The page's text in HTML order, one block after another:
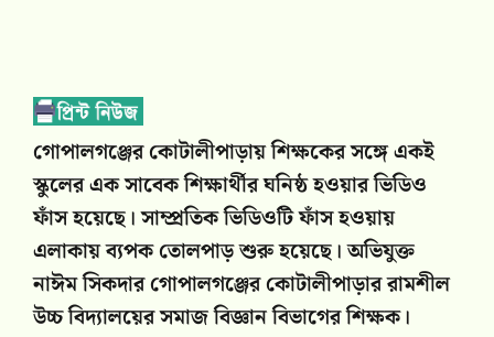
গোপালগঞ্জের কোটালীপাড়ায় শিক্ষকের সঙ্গে একই
স্কুলের এক সাবেক শিক্ষার্থীর ঘনিষ্ঠ হওয়ার ভিডিও
ফাঁস হয়েছে। সাম্প্রতিক ভিডিওটি ফাঁস হওয়ায়
এলাকায় ব্যপক তোলপাড় শুরু হয়েছে। অভিযুক্ত
নাঈম সিকদার গোপালগঞ্জের কোটালীপাড়ার রামশীল
উচ্চ বিদ্যালয়ের সমাজ বিজ্ঞান বিভাগের শিক্ষক।